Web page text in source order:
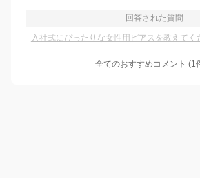
回答された質問
入社式にぴったりな女性用ピアスを教えてく
全てのおすすめコメント (1